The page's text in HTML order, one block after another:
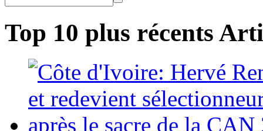
Top 10 plus récents